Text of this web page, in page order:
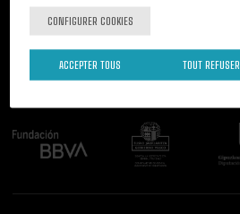
CONFIGURER COOKIES
TOUT REFUSER
ACCEPTER TOUS